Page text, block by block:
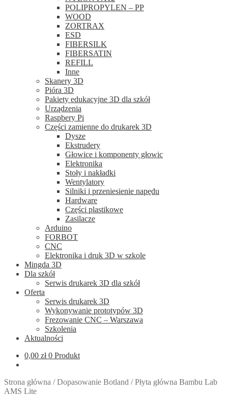
POLIPROPYLEN – PP
WOOD
ZORTRAX
ESD
FIBERSILK
FIBERSATIN
REFILL
Inne
Skanery 3D
Pióra 3D
Pakiety edukacyjne 3D dla szkół
Urządzenia
Raspbery Pi
Części zamienne do drukarek 3D
Dysze
Ekstrudery
Głowice i komponenty głowic
Elektronika
Stoły i nakładki
Wentylatory
Silniki i przeniesienie napędu
Hardware
Części plastikowe
Zasilacze
Arduino
FORBOT
CNC
Elektronika i druk 3D w szkole
Mingda 3D
Dla szkół
Serwis drukarek 3D dla szkół
Oferta
Serwis drukarek 3D
Wykonywanie prototypów 3D
Frezowanie CNC – Warszawa
Szkolenia
Aktualności
0,00 zł 0 Produkt
Strona główna /Dopasowanie Botland /Płyta główna Bambu Lab
AMS Lite